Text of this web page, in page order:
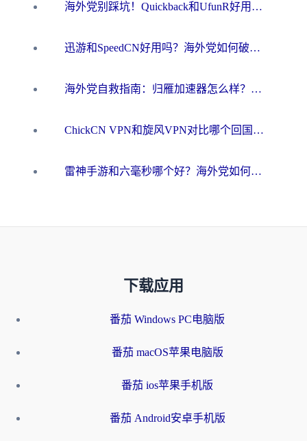
海外党别踩坑！Quickback和UfunR好用吗？选对回国加速器才能无缝刷国内资源
迅游和SpeedCN好用吗？海外党如何破解那道看不见的墙
海外党自救指南：归雁加速器怎么样？教你避开坑实现国内资源无缝访问
ChickCN VPN和旋风VPN对比哪个回国效果更好？海外用户的选择困境与出路
雷神手游和六毫秒哪个好？海外党如何真正解锁国内资源
下载应用
番茄 Windows PC电脑版
番茄 macOS苹果电脑版
番茄 ios苹果手机版
番茄 Android安卓手机版